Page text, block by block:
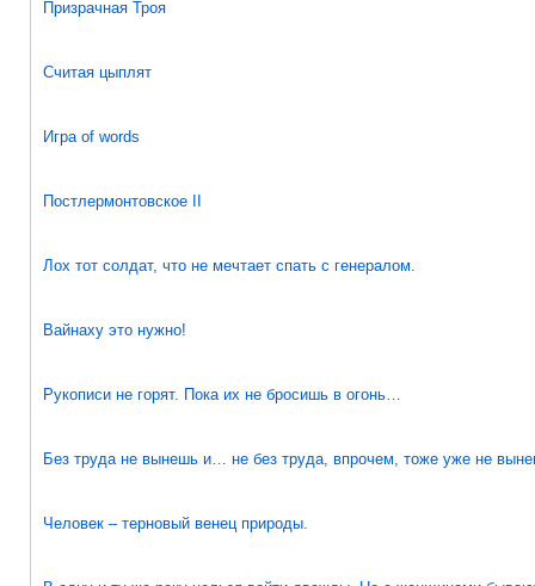
Призрачная Троя
Считая цыплят
Игра of words
Постлермонтовское II
Лох тот солдат, что не мечтает спать с генералом.
Вайнаху это нужно!
Рукописи не горят. Пока их не бросишь в огонь…
Без труда не вынешь и… не без труда, впрочем, тоже уже не
Человек – терновый венец природы.